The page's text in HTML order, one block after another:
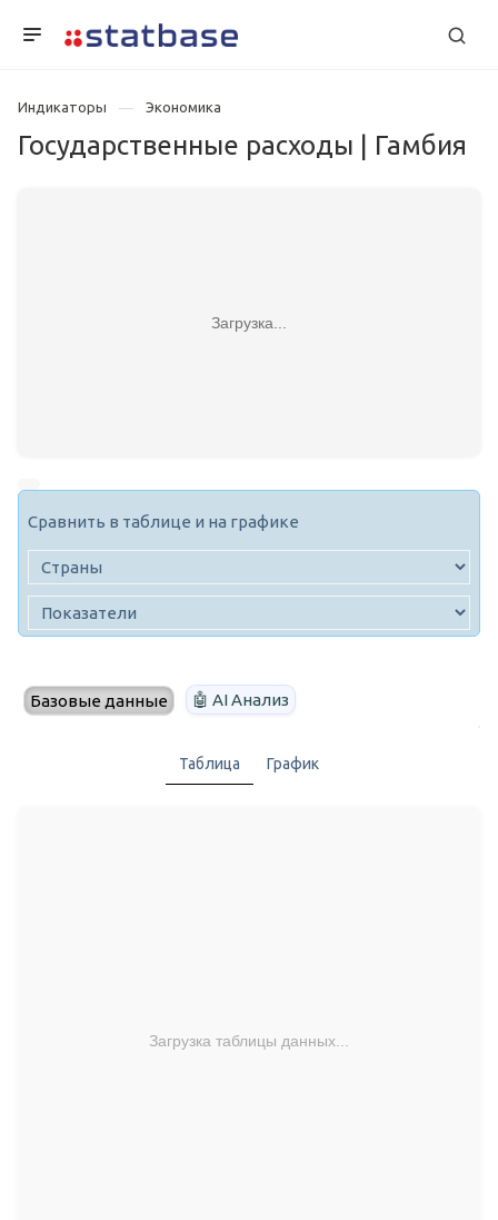
Индикаторы Экономика
Государственные расходы | Гамбия
Загрузка...
Сравнить в таблице и на графике
Базовые данные 🤖 AI Анализ
Таблица График
Загрузка таблицы данных...